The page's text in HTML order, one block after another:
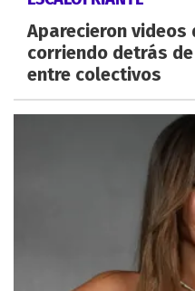
Aparecieron videos
corriendo detrás
entre colectivos